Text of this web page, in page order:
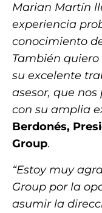
Marian Martín
experiencia
conocimiento
También
su excelente
asesor, que
con su amplia
Berdonés,
Group.
“Estoy muy
Group por la
asumir la